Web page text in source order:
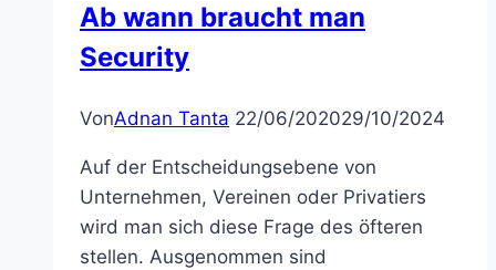
Ab wann braucht man
Security
VonAdnan Tanta 22/06/202029/10/2024
Auf der Entscheidungsebene von
Unternehmen, Vereinen oder Privatiers
wird man sich diese Frage des öfteren
stellen. Ausgenommen sind